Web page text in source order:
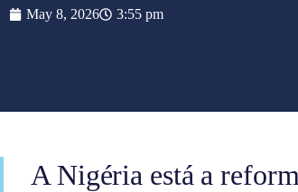
May 8, 2026 3:55 pm
A Nigéria está a